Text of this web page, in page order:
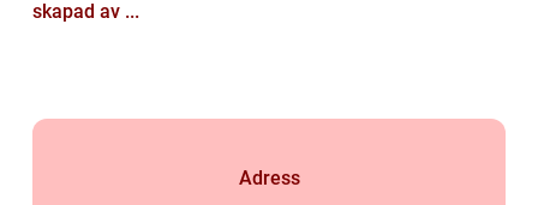
skapad av ...
Adress